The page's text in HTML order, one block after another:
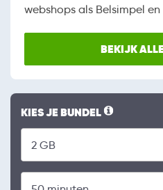
webshops als Belsimpel
BEKIJK
KIES JE BUNDEL